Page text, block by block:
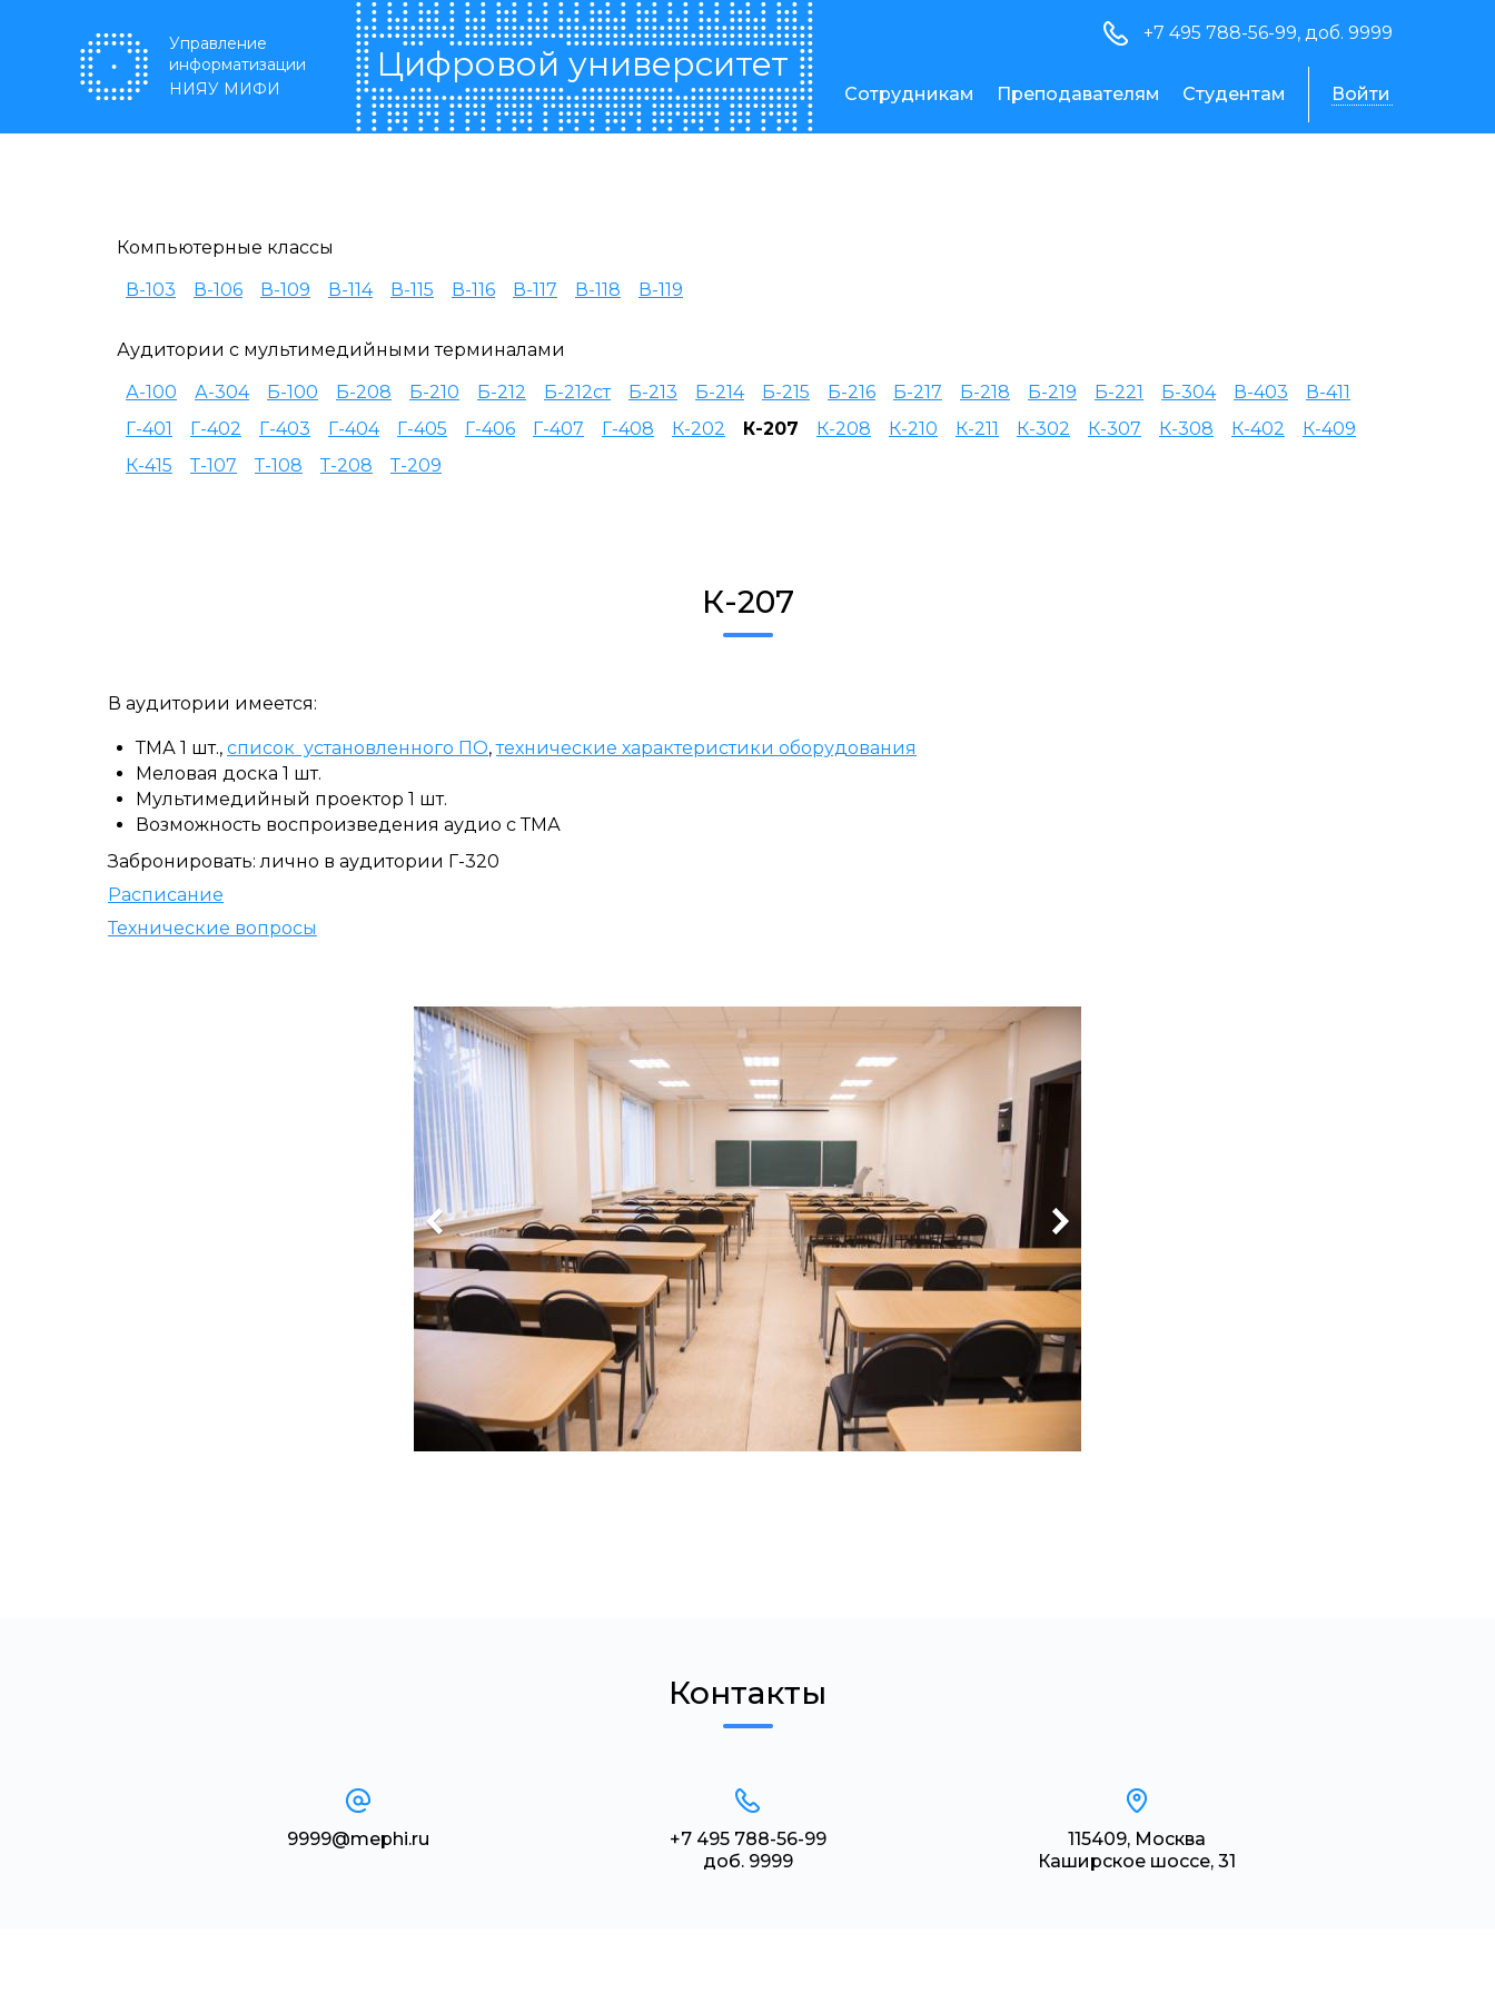
Сотрудникам Преподавателям Студентам Войти
+7 495 788-56-99, доб. 9999
Управление
информатизации
НИЯУ МИФИ
Цифровой университет
Компьютерные классы
В-103 В-106 В-109 В-114 В-115 В-116 В-117 В-118 В-119
Аудитории с мультимедийными терминалами
А-100 А-304 Б-100 Б-208 Б-210 Б-212 Б-212ст Б-213 Б-214 Б-215 Б-216 Б-217 Б-218 Б-219 Б-221 Б-304 В-403
В-411
Г-401
Г-402 Г-403 Г-404 Г-405 Г-406 Г-407 Г-408 К-202 К-207 К-208 К-210 К-211 К-302 К-307 К-308 К-402
К-409
К-415
Т-107 Т-108 Т-208 Т-209
К-207
В аудитории имеется:
ТМА 1 шт., список установленного ПО,технические характеристики оборудования
Меловая доска 1 шт.
Мультимедийный проектор 1 шт.
Возможность воспроизведения аудио с ТМА
Забронировать: лично в аудитории Г-320
Расписание
Технические вопросы
Контакты
9999@mephi.ru
+7 495 788-56-99
доб. 9999
115409, Москва
Каширское шоссе, 31